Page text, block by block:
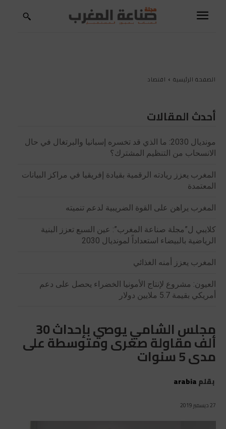
الصفحة الرئيسية اقتصاد
أحدث المقالات
مونديال 2030: ما الذي قد تخسره إسبانيا والبرتغال في حال
الانسحاب من التنظيم المشترك؟
المغرب يعزز ريادته الرقمية بقيادة إفريقيا في مراكز البيانات
المعتمدة
المغرب يراهن على القوة الضريبية لدعم تنميته
كلايبي ل”مجلة صناعة المغرب”: عين السبع تعزز البنية
الرياضية بالبيضاء استعداداً لمونديال 2030
المغرب يعزز أمنه الغذائي
العيون: مشروع لإنتاج الأمونيا الخضراء يحصل على دعم
أمريكي بقيمة 5.7 ملايين دولار
مجلس الشامي يوصي بإحداث 30
ألف مقاولة صغرى ومتوسطة على
مدى 5 سنوات
بقلمarabia
27 ديسمبر 2019